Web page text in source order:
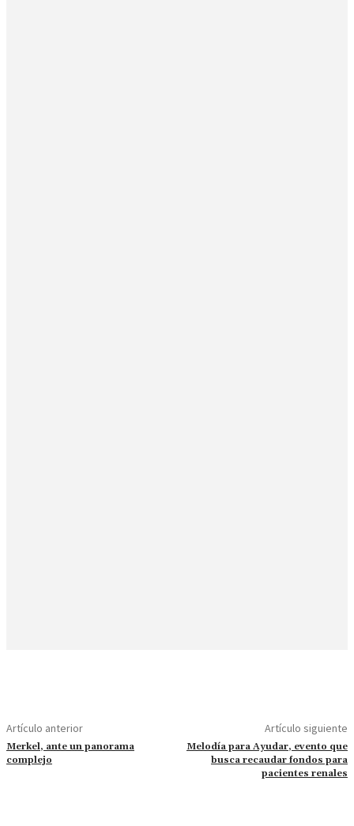
Artículo anterior
Merkel, ante un panorama
complejo
Artículo siguiente
Melodía para Ayudar, evento que
busca recaudar fondos para
pacientes renales